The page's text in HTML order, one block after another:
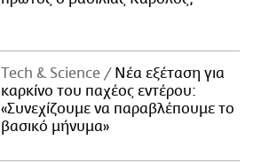
Τech & Science
Νέα εξέταση για
καρκίνο του παχέος εντέρου:
«Συνεχίζουμε να παραβλέπουμε το
βασικό μήνυμα»